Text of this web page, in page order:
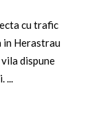
cu trafic
in Herastrau
dispune